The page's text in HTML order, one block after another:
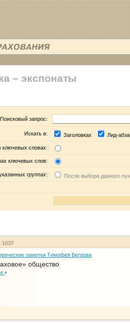
– экспонаты
Поисковый запрос:
Искать в: Заголовках Лид-
ключевых словах:
ключевых слов:
группах: После выбора данного
1037
заметки Тимофея Бегрова
общество